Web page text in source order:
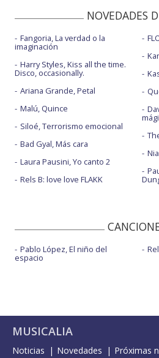
NOVEDADES
Fangoria, La verdad o la
imaginación
Harry Styles, Kiss all the time.
Disco, occasionally.
Ariana Grande, Petal
Malú, Quince
Siloé, Terrorismo emocional
Bad Gyal, Más cara
Laura Pausini, Yo canto 2
Rels B: love love FLAKK
Pablo López, El niño del
espacio
MUSICALIA
Noticias Novedades
Próximas